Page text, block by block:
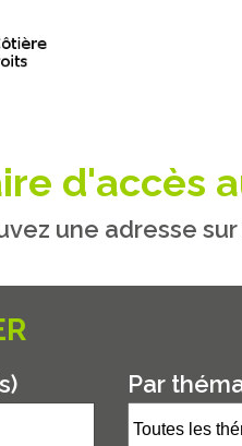
d'accès
une adresse
Par